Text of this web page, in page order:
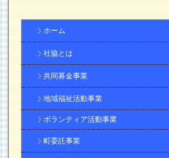
ホーム
社協とは
共同募金事業
地域福祉活動事業
ボランティア活動事業
町委託事業